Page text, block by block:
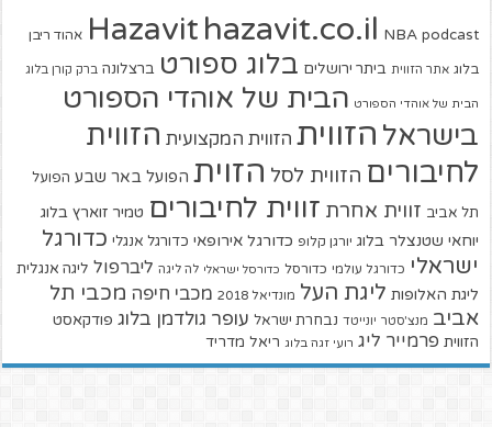
Hazavit hazavit.co.il NBA podcast אהוד ריבן
בלוג אתר הזווית ביתר ירושלים בלוג ספורט ברצלונה ברק קורן בלוג
הבית של אוהדי הספורט הבית של אוהדי הספורט
בישראל הזווית הזווית המקצועית הזווית
לחיבורים הזווית לסל הזוית הפועל באר שבע הפועל
תל אביב זווית אחרת זווית לחיבורים טמיר זוארץ בלוג
יוחאי שטנצלר בלוג יורגן קלופ כדורגל אירופאי כדורגל אנגלי כדורגל
ישראלי כדורגל עולמי כדורסל כדורסל ישראלי לה ליגה ליברפול ליגה אנגלית
ליגת האלופות ליגת העל מונדיאל 2018 מכבי חיפה מכבי תל
אביב מנצ'סטר יונייטד נבחרת ישראל עופר גולדמן בלוג פודקאסט
הזווית פרמייר ליג רועי זגה בלוג ריאל מדריד